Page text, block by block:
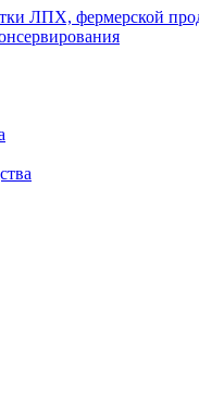
ЛПХ, фермерской